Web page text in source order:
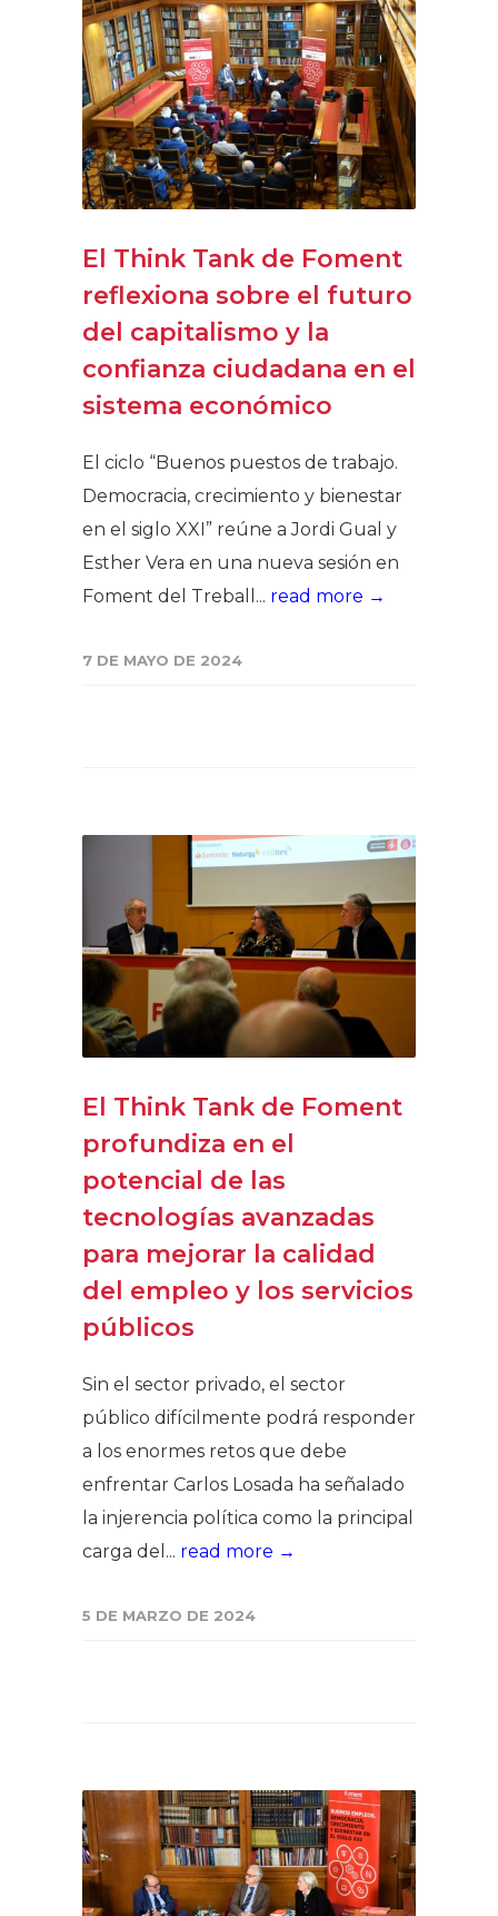
El Think Tank de Foment
reflexiona sobre el futuro
del capitalismo y la
confianza ciudadana en el
sistema económico
El ciclo “Buenos puestos de trabajo.
Democracia, crecimiento y bienestar
en el siglo XXI” reúne a Jordi Gual y
Esther Vera en una nueva sesión en
Foment del Treball... read more →
7 DE MAYO DE 2024
El Think Tank de Foment
profundiza en el
potencial de las
tecnologías avanzadas
para mejorar la calidad
del empleo y los servicios
públicos
Sin el sector privado, el sector
público difícilmente podrá responder
a los enormes retos que debe
enfrentar Carlos Losada ha señalado
la injerencia política como la principal
carga del... read more →
5 DE MARZO DE 2024